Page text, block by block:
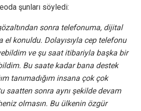
şunları söyledi:
sonra telefonuma, dijital
el konuldu. Dolayısıyla cep telefonu
ve şu saat itibariyla başka bir
Bu saate kadar bana destek
tanımadığım insana çok çok
saatten sonra aynı şekilde devam
olmasın. Bu ülkenin özgür